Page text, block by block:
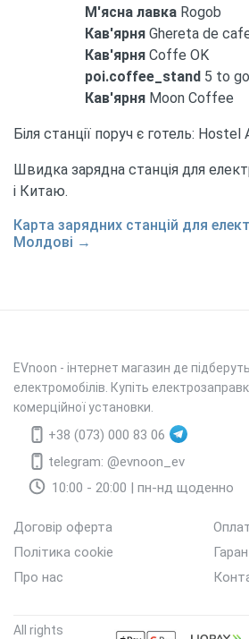
М'ясна лавка Rogob
Кав'ярня Ghereta de
Кав'ярня Coffe OK
poi.coffee_stand 5 to go
Кав'ярня Moon Coffee
Біля станції поруч є готель: Hostel
Швидка зарядна станція для
і Китаю.
Карта зарядних станцій для
Молдові →
EVnoon - інтернет магазин де
електромобілів. Купіть
комерційної установки.
+38 (073) 000 83 06
telegram: @evnoon_ev
10:00 - 20:00 | пн-нд щоденно
Договір оферта
Політика cookie
Про нас
All rights